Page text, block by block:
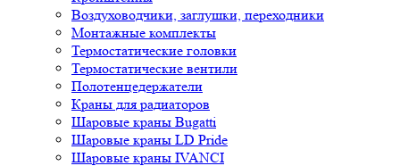
Воздуховодчики, заглушки, переходники
Монтажные комплекты
Термостатические головки
Термостатические вентили
Полотенцедержатели
Краны для радиаторов
Шаровые краны Bugatti
Шаровые краны LD Pride
Шаровые краны IVANCI